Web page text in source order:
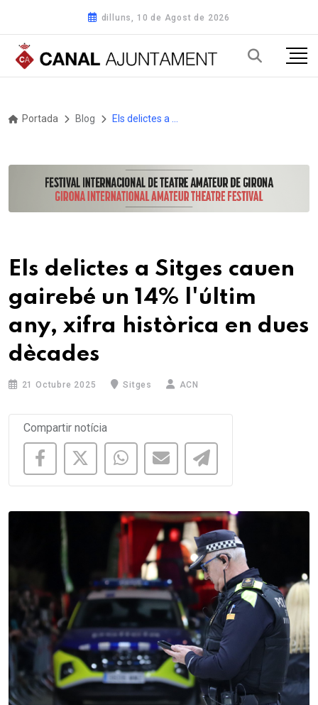
dilluns, 10 de Agost de 2026
Portada Blog
Els delictes a Sitges cauen
gairebé un 14% l'últim
any, xifra històrica en dues
dècades
21 Octubre 2025 Sitges ACN
Compartir notícia